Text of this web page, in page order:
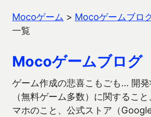
Mocoゲーム > Mocoゲームブロ
一覧
Mocoゲームブログ
ゲーム作成の悲喜こもごも… 開発
（無料ゲーム多数）に関するこ
マホのこと、公式ストア（